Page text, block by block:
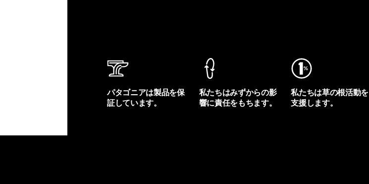
パタゴニアは製品を保
証しています。
私たちはみずからの影
響に責任をもちます。
私たちは草の根活動を
支援します。